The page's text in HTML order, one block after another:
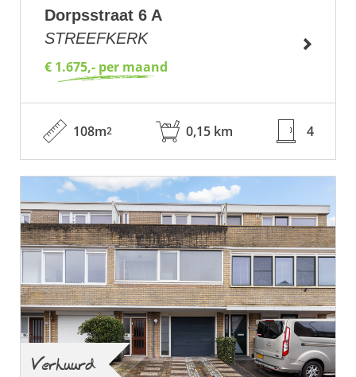
Dorpsstraat 6 A
STREEFKERK
€ 1.675,- per maand
108m2 0,15 km 4
Verhuurd